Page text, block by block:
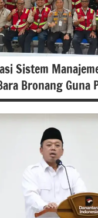
Sistem
Bronang Guna